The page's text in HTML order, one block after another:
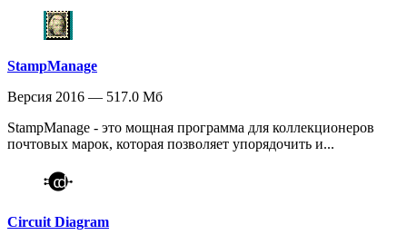
StampManage
Версия 2016 — 517.0 Мб
StampManage - это мощная программа для коллекционеров
почтовых марок, которая позволяет упорядочить и...
Circuit Diagram